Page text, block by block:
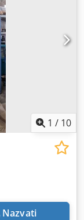
progresivnih
kupili novu
1 / 10
Nazvati